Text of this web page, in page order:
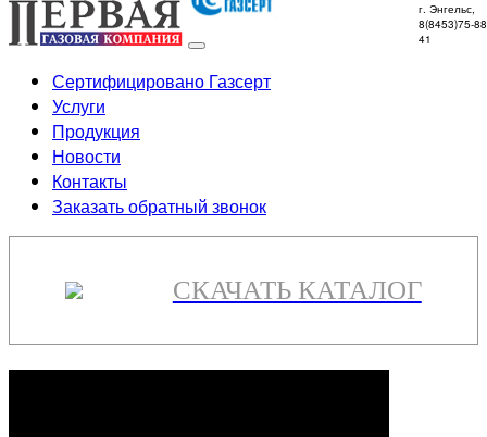
г. Энгельс,
8(8453)75-
41
Сертифицировано Газсерт
Услуги
Продукция
Новости
Контакты
Заказать обратный звонок
СКАЧАТЬ КАТАЛОГ